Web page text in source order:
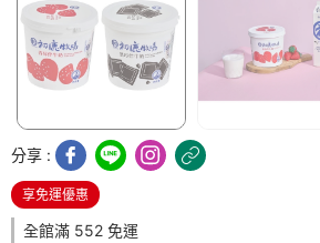
分享 :
享免運優惠
全館滿 552 免運